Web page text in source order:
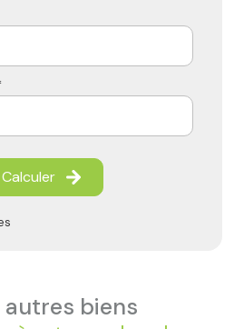
Calculer
autres biens